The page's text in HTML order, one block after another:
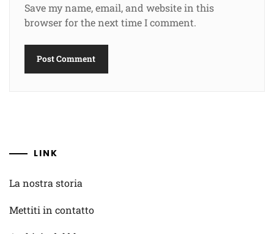
Save my name, email, and website in this
browser for the next time I comment.
LINK
La nostra storia
Mettiti in contatto